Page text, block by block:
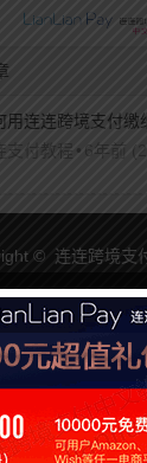
用连连跨境支付缴
支付教程 • 6年前
© 连连跨境支